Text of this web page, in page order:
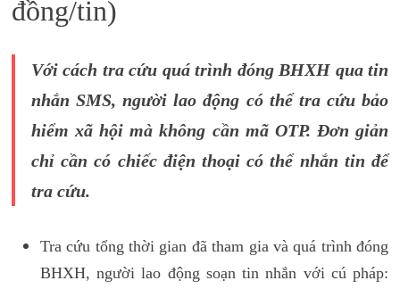
đồng/tin)
Với cách tra cứu quá trình đóng BHXH qua tin
nhắn SMS, người lao động có thể tra cứu bảo
hiểm xã hội mà không cần mã OTP. Đơn giản
chỉ cần có chiếc điện thoại có thể nhắn tin để
tra cứu.
Tra cứu tổng thời gian đã tham gia và quá trình đóng
BHXH, người lao động soạn tin nhắn với cú pháp: